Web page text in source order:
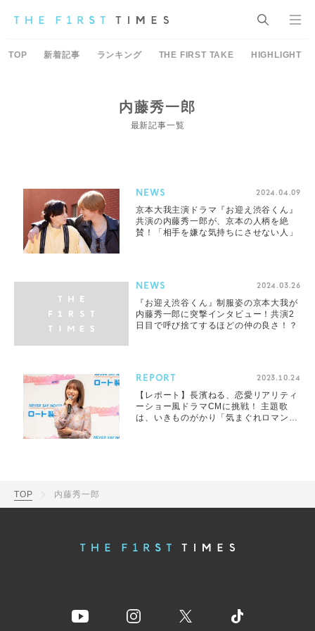
TOP 新着記事 ランキング THE FIRST TAKE HIGHLIGHT
内藤秀一郎
最新記事一覧
NEWS 2024.04.09
京本大我主演ドラマ『お迎え渋谷くん』
共演の内藤秀一郎が、京本の人柄を絶
賛！「相手を嫌な気持ちにさせない人」
NEWS 2024.03.26
『お迎え渋谷くん』制服姿の京本大我が
内藤秀一郎に突撃インタビュー！共演2
日目で呼び捨てするほどの仲の良さ！？
REPORT 2023.10.24
【レポート】長濱ねる、恋愛リアリティ
ーショー風ドラマCMに挑戦！ 主題歌
は、いきものがかり「気まぐれロマンテ
TOP 内藤秀一郎